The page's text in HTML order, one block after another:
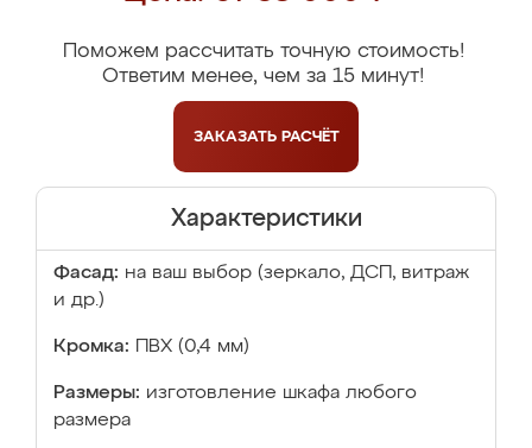
Поможем рассчитать точную стоимость!
Ответим менее, чем за 15 минут!
ЗАКАЗАТЬ РАСЧЁТ
Характеристики
Фасад: на ваш выбор (зеркало, ДСП, витраж
и др.)
Кромка: ПВХ (0,4 мм)
Размеры: изготовление шкафа любого
размера